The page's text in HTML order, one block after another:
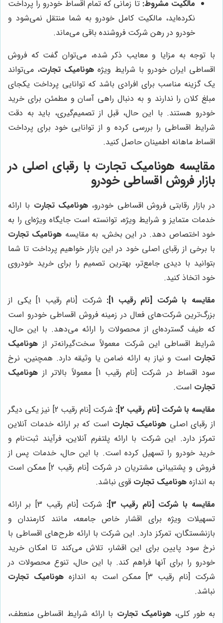
مالکیت مشروط: تا زمانی که تمام اقساط خودرو را پرداخت
نکرده‌اید، مالکیت کامل خودرو به شما منتقل نمی‌شود و
خودرو در رهن شرکت فروشنده باقی می‌ماند.
با توجه به مزایا و معایب ذکر شده، می‌توان گفت که فروش
اقساطی ایران خودرو با شرایط ویژه هونامیک تجارت، می‌تواند
یک گزینه مناسب برای افرادی باشد که توانایی پرداخت یکجای
مبلغ کلان را ندارند و به دنبال راهی آسان و مطمئن برای خرید
خودرو هستند. با این حال، قبل از تصمیم‌گیری، باید به دقت
شرایط اقساطی را بررسی کرده و از توانایی خود برای پرداخت
اقساط ماهانه اطمینان حاصل کنید.
مقایسه هونامیک تجارت با رقبای اصلی در
بازار فروش اقساطی خودرو
در بازار رقابتی فروش اقساطی خودرو، هونامیک تجارت با ارائه
خدمات متمایز و شرایط ویژه، توانسته است جایگاه ویژه‌ای را به
خود اختصاص دهد. در این بخش، به مقایسه هونامیک تجارت
با برخی از رقبای اصلی خود در این بازار خواهیم پرداخت تا شما
بتوانید با دیدی جامع‌تر، بهترین تصمیم را برای خرید خودروی
خود اتخاذ کنید.
مقایسه با شرکت [نام رقیب 1]:
شرکت [نام رقیب 1] یکی از
بزرگ‌ترین شرکت‌های فعال در زمینه فروش اقساطی خودرو است
که طیف گسترده‌ای از محصولات را ارائه می‌دهد. با این حال،
شرایط اقساطی این شرکت معمولاً سخت‌گیرانه‌تر از هونامیک
تجارت است و نیاز به ارائه ضامن یا وثیقه دارد. همچنین، نرخ
سود اقساط در شرکت [نام رقیب 1] معمولاً بالاتر از
هونامیک
تجارت است.
مقایسه با شرکت [نام رقیب 2]:
شرکت [نام رقیب 2] نیز یکی دیگر
از رقبای اصلی هونامیک تجارت است که بر ارائه خدمات آنلاین
تمرکز دارد. این شرکت با ارائه پلتفرم آنلاین، فرآیند ثبت‌نام و
خرید خودرو را تسهیل کرده است. با این حال، خدمات پس از
فروش و پشتیبانی مشتریان در شرکت [نام رقیب 2] ممکن است
به اندازه هونامیک تجارت قوی نباشد.
مقایسه با شرکت [نام رقیب 3]:
شرکت [نام رقیب 3] بر ارائه
تسهیلات ویژه برای اقشار خاص جامعه، مانند کارمندان و
بازنشستگان، تمرکز دارد. این شرکت با ارائه طرح‌های اقساطی با
نرخ سود پایین برای این اقشار، تلاش می‌کند تا امکان خرید
خودرو را برای آنها فراهم کند. با این حال، تنوع محصولات در
شرکت [نام رقیب 3] ممکن است به اندازه
هونامیک تجارت
نباشد.
به طور کلی، هونامیک تجارت با ارائه شرایط اقساطی منعطف،